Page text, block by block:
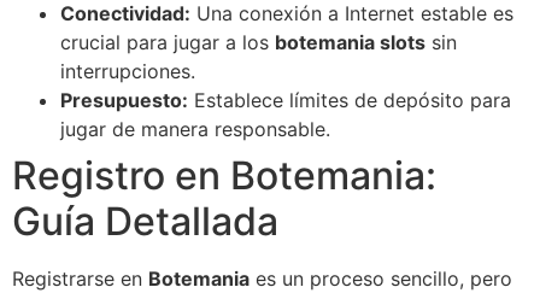
Conectividad: Una conexión a Internet estable es
crucial para jugar a los botemania slots sin
interrupciones.
Presupuesto: Establece límites de depósito para
jugar de manera responsable.
Registro en Botemania:
Guía Detallada
Registrarse en Botemania es un proceso sencillo, pero